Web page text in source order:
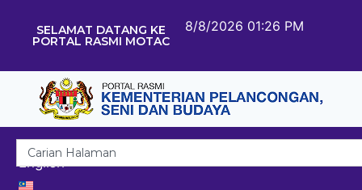
SELAMAT DATANG KE
PORTAL RASMI MOTAC
8/8/2026 01:26 PM
English